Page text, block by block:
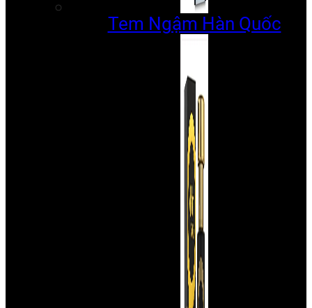
Tem Ngậm Hàn Quốc